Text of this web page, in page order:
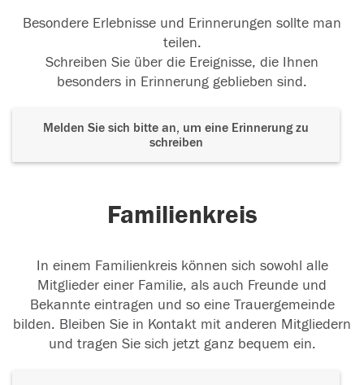
Besondere Erlebnisse und Erinnerungen sollte man
teilen.
Schreiben Sie über die Ereignisse, die Ihnen
besonders in Erinnerung geblieben sind.
Melden Sie sich bitte an, um eine Erinnerung zu
schreiben
Familienkreis
In einem Familienkreis können sich sowohl alle
Mitglieder einer Familie, als auch Freunde und
Bekannte eintragen und so eine Trauergemeinde
bilden. Bleiben Sie in Kontakt mit anderen Mitgliedern
und tragen Sie sich jetzt ganz bequem ein.